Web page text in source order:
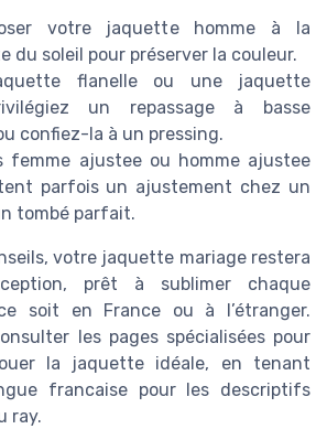
votre jaquette homme à la
du soleil pour préserver la couleur.
flanelle ou une jaquette
un repassage à basse
confiez-la à un pressing.
femme ajustee ou homme ajustee
parfois un ajustement chez un
tombé parfait.
votre jaquette mariage restera
prêt à sublimer chaque
soit en France ou à l’étranger.
les pages spécialisées pour
la jaquette idéale, en tenant
francaise pour les descriptifs
ray.